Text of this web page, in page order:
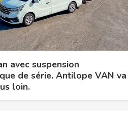
avec suspension
de série. Antilope VAN va
loin.